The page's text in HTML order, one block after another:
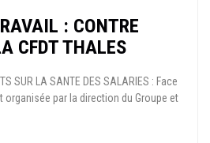
: CONTRE
CFDT THALES
SUR LA SANTE DES SALARIES : Face
organisée par la direction du Groupe et